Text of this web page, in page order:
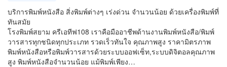
บริการพิมพ์หนังสือ สิ่งพิมพ์ต่างๆ เร่งด่วน จำนวนน้อย ด้วยเครื่องพิมพ์ที่
ทันสมัย
โรงพิมพ์สยาม ครีเอทีฟ108 เราคือมืออาชีพด้านงานพิมพ์หนังสือ/พิมพ์
วารสารทุกชนิดทุกประเภท รวดเร็วทันใจ คุณภาพสูง ราคามิตรภาพ
พิมพ์หนังสือหรือพิมพ์วารสารด้วยระบบออฟเซ็ท,ระบบดิจิตอลคุณภาพ
สูง พิมพ์หนังสือจำนวนน้อย แม้พิมพ์เพียง…